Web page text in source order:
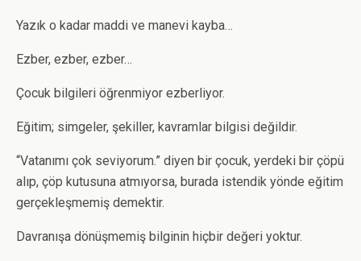
Yazık o kadar maddi ve manevi kayba…
Ezber, ezber, ezber…
Çocuk bilgileri öğrenmiyor ezberliyor.
Eğitim; simgeler, şekiller, kavramlar bilgisi değildir.
“Vatanımı çok seviyorum.” diyen bir çocuk, yerdeki bir çöpü
alıp, çöp kutusuna atmıyorsa, burada istendik yönde eğitim
gerçekleşmemiş demektir.
Davranışa dönüşmemiş bilginin hiçbir değeri yoktur.